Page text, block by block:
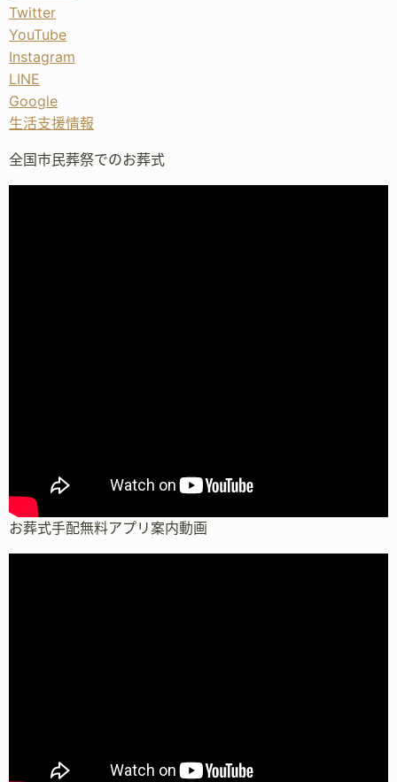
Twitter
YouTube
Instagram
LINE
Google
生活支援情報
全国市民葬祭でのお葬式
お葬式手配無料アプリ案内動画